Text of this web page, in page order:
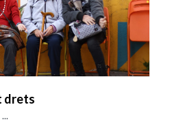
drets